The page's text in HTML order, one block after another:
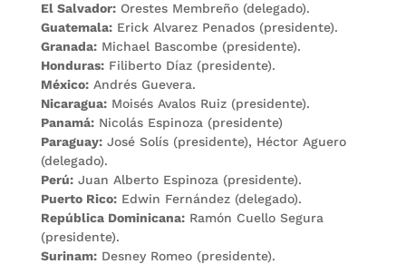
El Salvador:Orestes Membreño (delegado).
Guatemala:Erick Alvarez Penados (presidente).
Granada:Michael Bascombe (presidente).
Honduras:Filiberto Díaz (presidente).
México:Andrés Guevera.
Nicaragua:Moisés Avalos Ruiz (presidente).
Panamá:Nicolás Espinoza (presidente)
Paraguay:José Solís (presidente), Héctor Aguero
(delegado).
Perú:Juan Alberto Espinoza (presidente).
Puerto Rico:Edwin Fernández (delegado).
República Dominicana:Ramón Cuello Segura
(presidente).
Surinam:Desney Romeo (presidente).